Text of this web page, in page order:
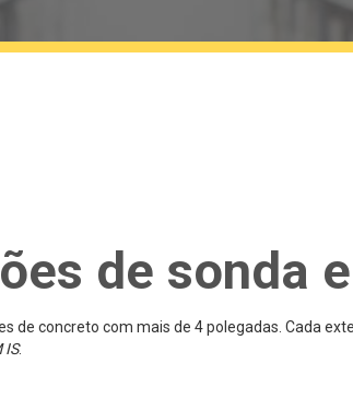
de sonda
de concreto com mais de 4 polegadas. Cada
IS.